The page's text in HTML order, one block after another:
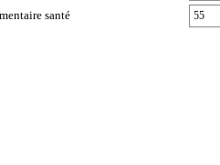
santé